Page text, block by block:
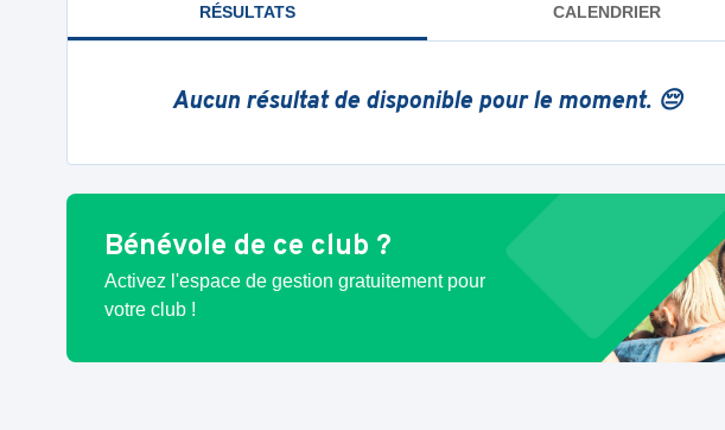
RÉSULTATS CALENDRIER
Aucun résultat de disponible pour le moment. 😔
Bénévole de ce club ?
Activez l'espace de gestion gratuitement pour
votre club !